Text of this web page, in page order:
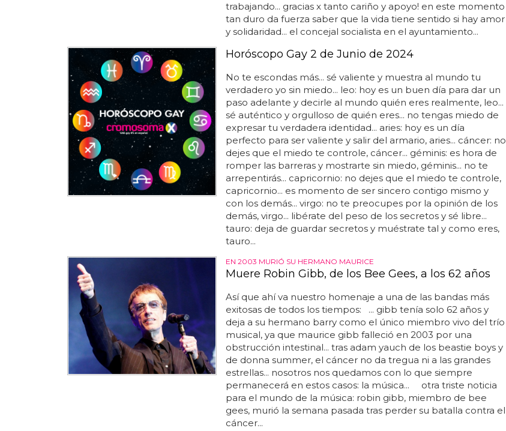
trabajando... gracias x tanto cariño y apoyo! en este momento
tan duro da fuerza saber que la vida tiene sentido si hay amor
y solidaridad... el concejal socialista en el ayuntamiento...
Horóscopo Gay 2 de Junio de 2024
No te escondas más... sé valiente y muestra al mundo tu
verdadero yo sin miedo... leo: hoy es un buen día para dar un
paso adelante y decirle al mundo quién eres realmente, leo...
sé auténtico y orgulloso de quién eres... no tengas miedo de
expresar tu verdadera identidad... aries: hoy es un día
perfecto para ser valiente y salir del armario, aries... cáncer: no
dejes que el miedo te controle, cáncer... géminis: es hora de
romper las barreras y mostrarte sin miedo, géminis... no te
arrepentirás... capricornio: no dejes que el miedo te controle,
capricornio... es momento de ser sincero contigo mismo y
con los demás... virgo: no te preocupes por la opinión de los
demás, virgo... libérate del peso de los secretos y sé libre...
tauro: deja de guardar secretos y muéstrate tal y como eres,
tauro...
EN 2003 MURIÓ SU HERMANO MAURICE
Muere Robin Gibb, de los Bee Gees, a los 62 años
Así que ahí va nuestro homenaje a una de las bandas más
exitosas de todos los tiempos: ... gibb tenía solo 62 años y
deja a su hermano barry como el único miembro vivo del trío
musical, ya que maurice gibb falleció en 2003 por una
obstrucción intestinal... tras adam yauch de los beastie boys y
de donna summer, el cáncer no da tregua ni a las grandes
estrellas... nosotros nos quedamos con lo que siempre
permanecerá en estos casos: la música... otra triste noticia
para el mundo de la música: robin gibb, miembro de bee
gees, murió la semana pasada tras perder su batalla contra el
cáncer...